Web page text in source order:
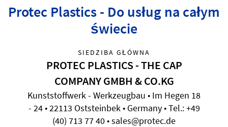
Protec Plastics - Do usług na całym
świecie
SIEDZIBA GŁÓWNA
PROTEC PLASTICS - THE CAP
COMPANY GMBH & CO.KG
Kunststoffwerk - Werkzeugbau • Im Hegen 18
- 24 • 22113 Oststeinbek • Germany • Tel.: +49
(40) 713 77 40 • sales@protec.de